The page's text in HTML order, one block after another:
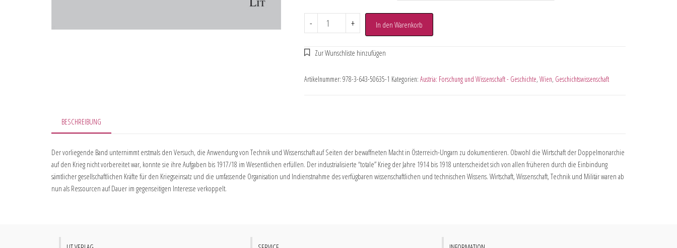
- + In den Warenkorb
Artikelnummer: 978-3-643-50635-1 Kategorien: Austria: Forschung und Wissenschaft - Geschichte, Wien, Geschichtswissenschaft
BESCHREIBUNG
Der vorliegende Band unternimmt erstmals den Versuch, die Anwendung von Technik und Wissenschaft auf Seiten der bewaffneten Macht in Österreich-Ungarn zu dokumentieren. Obwohl die Wirtschaft der Doppelmonarchie
auf den Krieg nicht vorbereitet war, konnte sie ihre Aufgaben bis 1917/18 im Wesentlichen erfüllen. Der industrialisierte “totale” Krieg der Jahre 1914 bis 1918 unterscheidet sich von allen früheren durch die Einbindung
sämtlicher gesellschaftlichen Kräfte für den Kriegseinsatz und die umfassende Organisation und Indienstnahme des verfügbaren wissenschaftlichen und technischen Wissens. Wirtschaft, Wissenschaft, Technik und Militär waren ab
nun als Ressourcen auf Dauer im gegenseitigen Interesse verkoppelt.